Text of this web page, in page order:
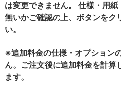
は変更できません。 仕様・用
無いかご確認の上、ボタンをク
い。
※追加料金の仕様・オプション
ん。ご注文後に追加料金を計算
ます。